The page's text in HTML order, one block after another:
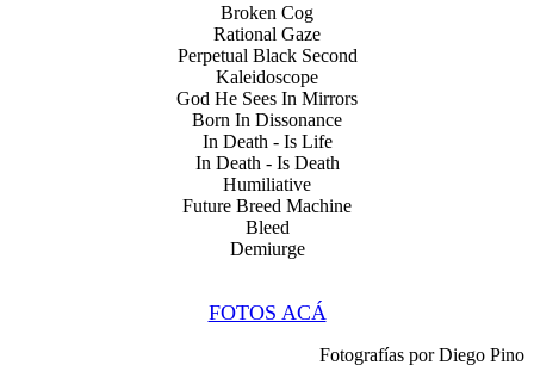
Broken Cog
Rational Gaze
Perpetual Black Second
Kaleidoscope
God He Sees In Mirrors
Born In Dissonance
In Death - Is Life
In Death - Is Death
Humiliative
Future Breed Machine
Bleed
Demiurge
FOTOS ACÁ
Fotografías por Diego Pino